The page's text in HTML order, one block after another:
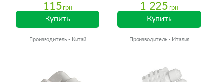
115 грн
Купить
Производитель - Китай
1 225 грн
Купить
Производитель - Италия